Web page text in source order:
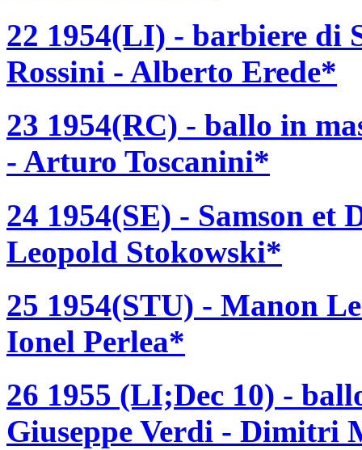
22 1954(LI) - barbiere di
Rossini - Alberto Erede*
23 1954(RC) - ballo in
- Arturo Toscanini*
24 1954(SE) - Samson et
Leopold Stokowski*
25 1954(STU) - Manon
Ionel Perlea*
26 1955 (LI;Dec 10) -
Giuseppe Verdi - Dimitri